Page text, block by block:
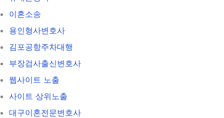
이혼소송
용인형사변호사
김포공항주차대행
부장검사출신변호사
웹사이트 노출
사이트 상위노출
대구이혼전문변호사